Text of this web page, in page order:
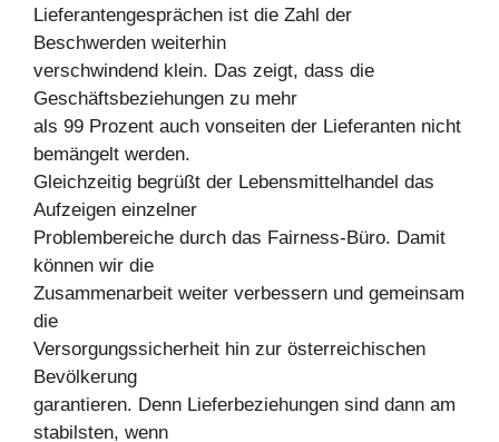
Lieferantengesprächen ist die Zahl der
Beschwerden weiterhin
verschwindend klein. Das zeigt, dass die
Geschäftsbeziehungen zu mehr
als 99 Prozent auch vonseiten der Lieferanten nicht
bemängelt werden.
Gleichzeitig begrüßt der Lebensmittelhandel das
Aufzeigen einzelner
Problembereiche durch das Fairness-Büro. Damit
können wir die
Zusammenarbeit weiter verbessern und gemeinsam
die
Versorgungssicherheit hin zur österreichischen
Bevölkerung
garantieren. Denn Lieferbeziehungen sind dann am
stabilsten, wenn